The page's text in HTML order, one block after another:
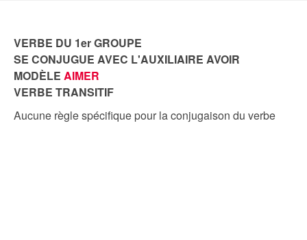
VERBE DU 1er GROUPE
SE CONJUGUE AVEC L'AUXILIAIRE AVOIR
MODÈLE AIMER
VERBE TRANSITIF
Aucune règle spécifique pour la conjugaison du verbe